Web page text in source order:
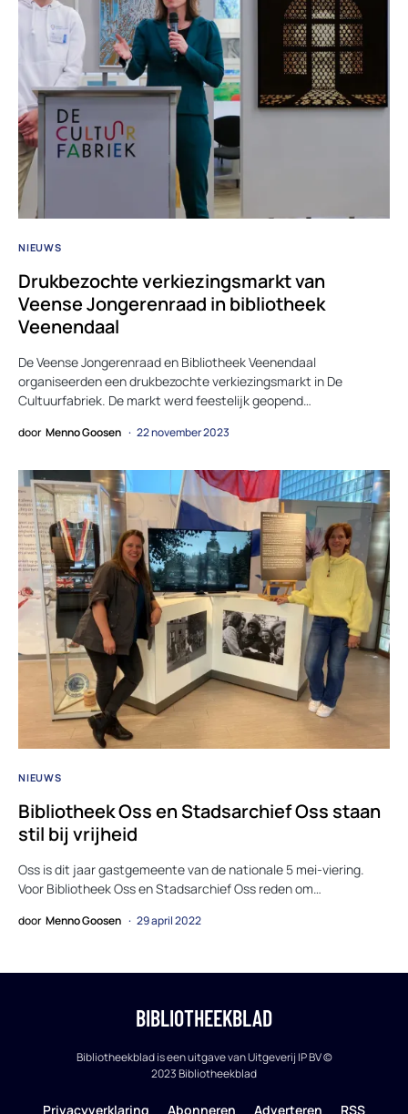
NIEUWS
Drukbezochte verkiezingsmarkt van
Veense Jongerenraad in bibliotheek
Veenendaal
De Veense Jongerenraad en Bibliotheek Veenendaal
organiseerden een drukbezochte verkiezingsmarkt in De
Cultuurfabriek. De markt werd feestelijk geopend…
door Menno Goosen 22 november 2023
NIEUWS
Bibliotheek Oss en Stadsarchief Oss staan
stil bij vrijheid
Oss is dit jaar gastgemeente van de nationale 5 mei-viering.
Voor Bibliotheek Oss en Stadsarchief Oss reden om…
door Menno Goosen 29 april 2022
BIBLIOTHEEKBLAD
Bibliotheekblad is een uitgave van Uitgeverij IP BV ©
2023 Bibliotheekblad
Privacyverklaring Abonneren Adverteren RSS